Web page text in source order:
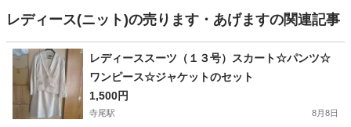
レディース(ニット)の売ります・あげますの関連記事
レディーススーツ（１３号）スカート☆パンツ☆
ワンピース☆ジャケットのセット
1,500円
寺尾駅 8月8日